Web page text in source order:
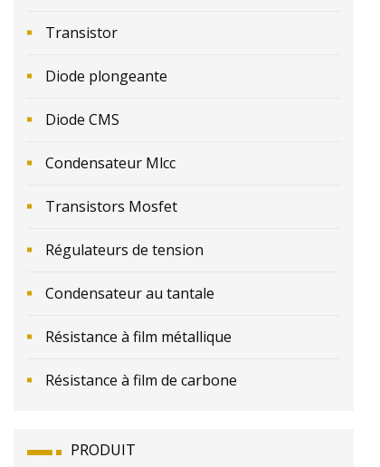
Transistor
Diode plongeante
Diode CMS
Condensateur Mlcc
Transistors Mosfet
Régulateurs de tension
Condensateur au tantale
Résistance à film métallique
Résistance à film de carbone
PRODUIT